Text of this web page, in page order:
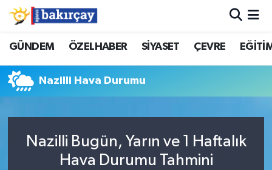
GÜNDEM ÖZELHABER SİYASET ÇEVRE
Nazilli Hava Durumu
Nazilli Bugün, Yarın ve 1 Haftalık
Hava Durumu Tahmini
İzmir Nöbetçi Eczaneler
İzmir Hava Durumu
İzmir Trafik Yoğunluk Haritası